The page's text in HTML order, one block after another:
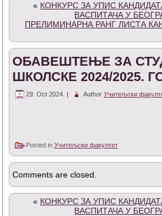
« КОНКУРС ЗА УПИС
ВАСПИТАЧА У
ПРЕЛИМИНАРНА РАНГ ЛИСТА
ОБАВЕШТЕЊЕ ЗА
ШКОЛСКЕ 2024/2025.
29. Oct 2024. | Author Учитељски
Posted in Учитељски факултет
Comments are closed.
« КОНКУРС ЗА УПИС
ВАСПИТАЧА У